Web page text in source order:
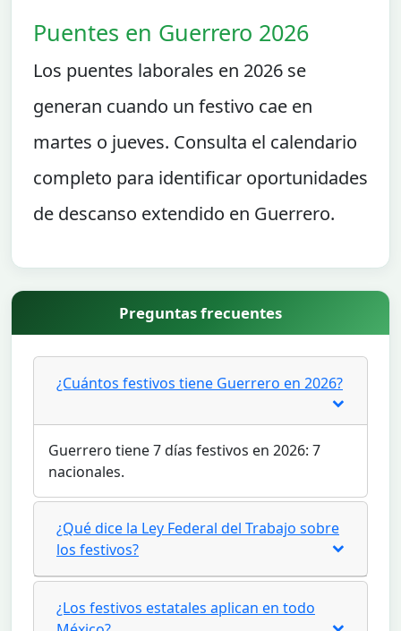
Puentes en Guerrero 2026
Los puentes laborales en 2026 se
generan cuando un festivo cae en
martes o jueves. Consulta el calendario
completo para identificar oportunidades
de descanso extendido en Guerrero.
Preguntas frecuentes
¿Cuántos festivos tiene Guerrero en 2026?
Guerrero tiene 7 días festivos en 2026: 7
nacionales.
¿Qué dice la Ley Federal del Trabajo sobre
los festivos?
¿Los festivos estatales aplican en todo